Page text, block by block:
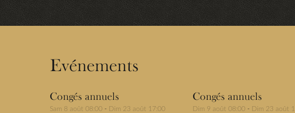
Evénements
Congés annuels
Sam 8 août 08:00 - Dim 23 août 17:00
Congés annuels
Dim 9 août 08:00- Dim 23 août